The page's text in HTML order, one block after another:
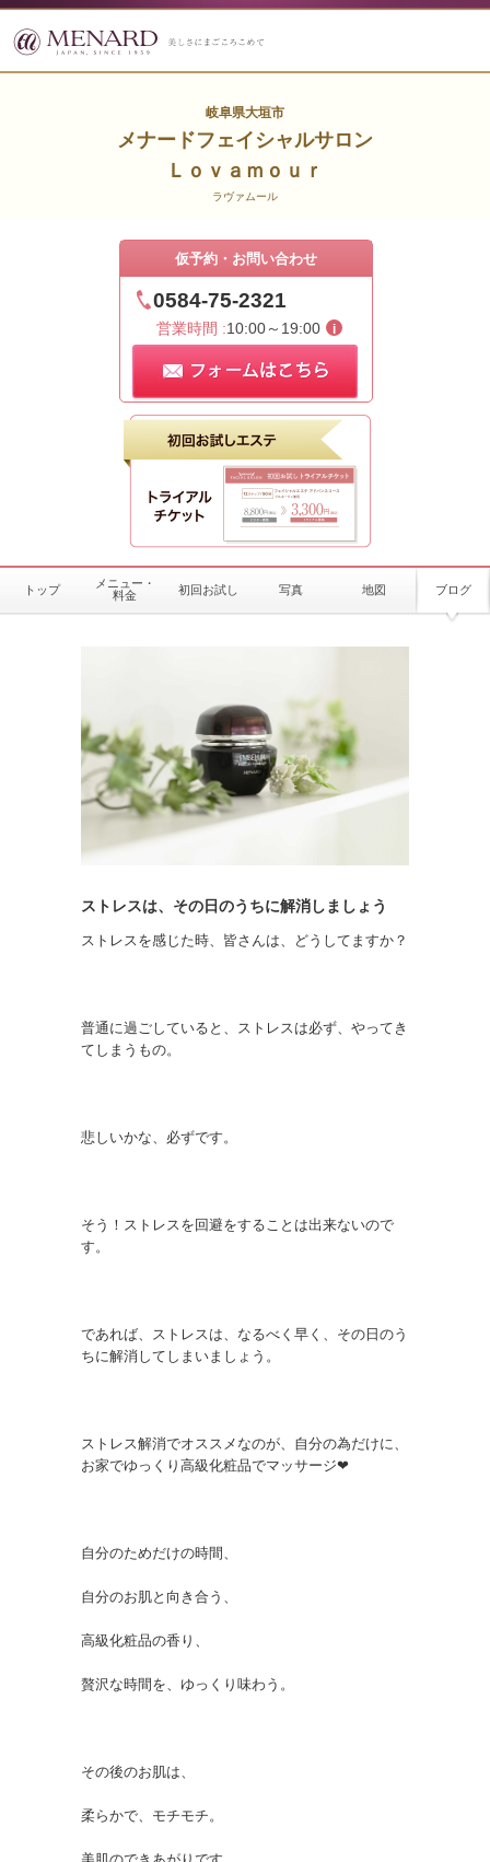
岐阜県大垣市
メナードフェイシャルサロン
Ｌｏｖａｍｏｕｒ
ラヴァムール
仮予約・お問い合わせ
0584-75-2321
営業時間 :10:00～19:00
トップ
メニュー・
料金
初回お試し 写真 地図 ブログ
ストレスは、その日のうちに解消しましょう
ストレスを感じた時、皆さんは、どうしてますか？
普通に過ごしていると、ストレスは必ず、やってき
てしまうもの。
悲しいかな、必ずです。
そう！ストレスを回避をすることは出来ないので
す。
であれば、ストレスは、なるべく早く、その日のう
ちに解消してしまいましょう。
ストレス解消でオススメなのが、自分の為だけに、
お家でゆっくり高級化粧品でマッサージ❤︎
自分のためだけの時間、
自分のお肌と向き合う、
高級化粧品の香り、
贅沢な時間を、ゆっくり味わう。
その後のお肌は、
柔らかで、モチモチ。